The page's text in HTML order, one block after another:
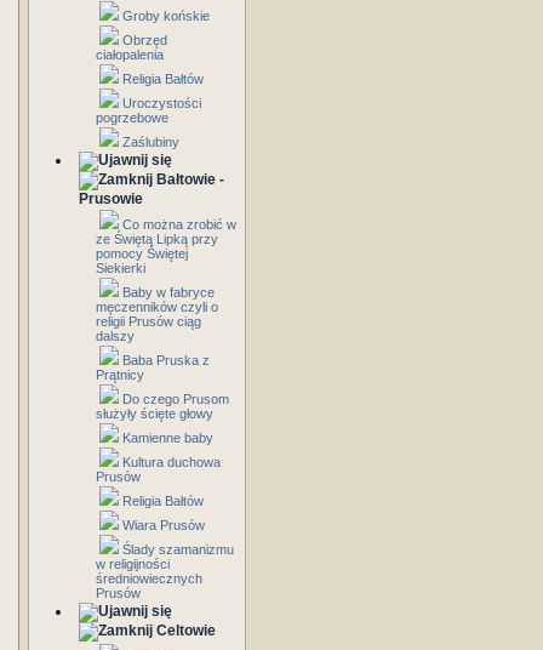
Groby końskie
Obrzęd
ciałopalenia
Religia Bałtów
Uroczystości
pogrzebowe
Zaślubiny
Bałtowie -
Prusowie
Co można zrobić w
ze Świętą Lipką przy
pomocy Świętej
Siekierki
Baby w fabryce
męczenników czyli o
religii Prusów ciąg
dalszy
Baba Pruska z
Prątnicy
Do czego Prusom
służyły ścięte głowy
Kamienne baby
Kultura duchowa
Prusów
Religia Bałtów
Wiara Prusów
Ślady szamanizmu
w religijności
średniowiecznych
Prusów
Celtowie